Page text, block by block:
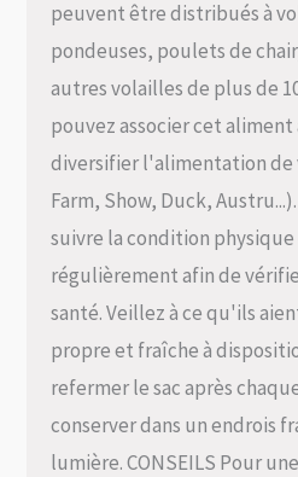
peuvent être distribués à
pondeuses, poulets de
autres volailles de plus de
pouvez associer cet aliment
diversifier l'alimentation de
Farm, Show, Duck,
suivre la condition physique
régulièrement afin de
santé. Veillez à ce qu'ils
propre et fraîche à
refermer le sac après
conserver dans un endrois
lumière. CONSEILS Pour